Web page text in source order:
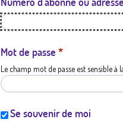
Mot de passe *
Le champ mot de passe est sensible à
Se souvenir de moi